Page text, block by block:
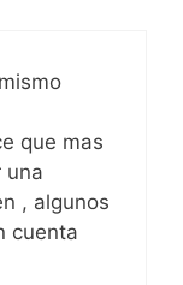
que mas
una
, algunos
cuenta